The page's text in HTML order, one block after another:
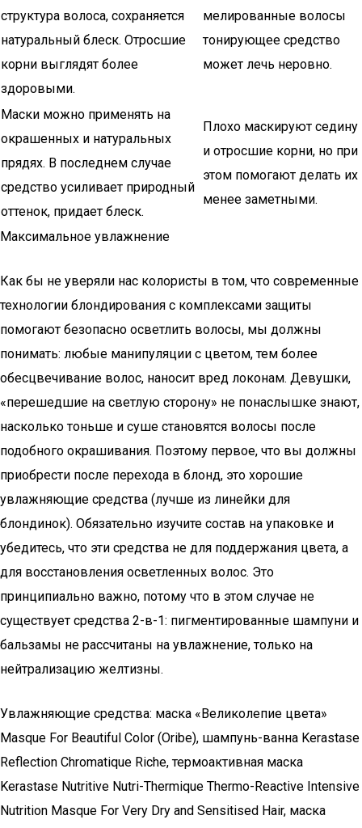
структура волоса, сохраняется
натуральный блеск. Отросшие
корни выглядят более
здоровыми.
мелированные волосы
тонирующее средство
может лечь неровно.
Маски можно применять на
окрашенных и натуральных
прядях. В последнем случае
средство усиливает природный
оттенок, придает блеск.
Плохо маскируют седину
и отросшие корни, но при
этом помогают делать их
менее заметными.
Максимальное увлажнение
Как бы не уверяли нас колористы в том, что современные
технологии блондирования с комплексами защиты
помогают безопасно осветлить волосы, мы должны
понимать: любые манипуляции с цветом, тем более
обесцвечивание волос, наносит вред локонам. Девушки,
«перешедшие на светлую сторону» не понаслышке знают,
насколько тоньше и суше становятся волосы после
подобного окрашивания. Поэтому первое, что вы должны
приобрести после перехода в блонд, это хорошие
увлажняющие средства (лучше из линейки для
блондинок). Обязательно изучите состав на упаковке и
убедитесь, что эти средства не для поддержания цвета, а
для восстановления осветленных волос. Это
принципиально важно, потому что в этом случае не
существует средства 2-в-1: пигментированные шампуни и
бальзамы не рассчитаны на увлажнение, только на
нейтрализацию желтизны.
Увлажняющие средства: маска «Великолепие цвета»
Masque For Beautiful Color (Oribe), шампунь-ванна Kerastase
Reflection Chromatique Riche, термоактивная маска
Kerastase Nutritive Nutri-Thermique Thermo-Reactive Intensive
Nutrition Masque For Very Dry and Sensitised Hair, маска